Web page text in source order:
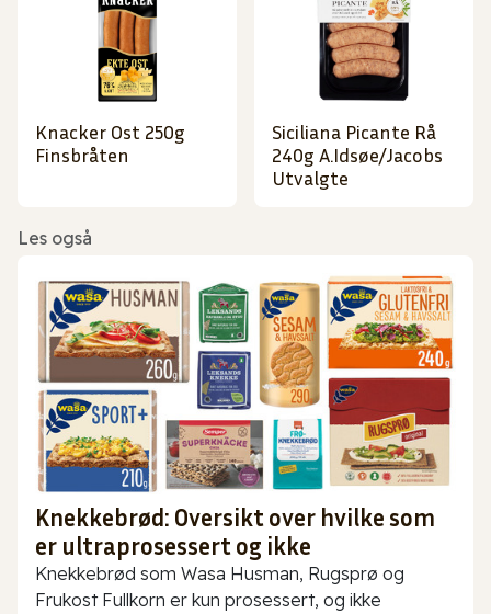
Knacker Ost 250g
Finsbråten
Siciliana Picante Rå
240g A.Idsøe/Jacobs
Utvalgte
Les også
Knekkebrød: Oversikt over hvilke som
er ultraprosessert og ikke
Knekkebrød som Wasa Husman, Rugsprø og
Frukost Fullkorn er kun prosessert, og ikke